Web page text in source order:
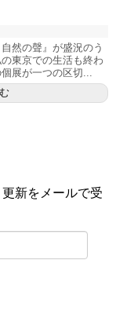
然の聲』が盛況のう
東京での生活も終わ
展が一つの区切...
新をメールで受